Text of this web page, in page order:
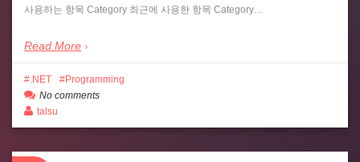
사용하는 항목 Category 최근에 사용한 항목 Category…
Read More
.NET
Programming
No comments
talsu